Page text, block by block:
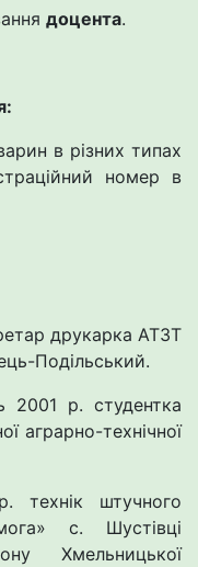
доцента.
в різних типах
номер в
друкарка АТЗТ
Подільський.
2001 р. студентка
аграрно-технічної
штучного
с. Шустівці
Хмельницької